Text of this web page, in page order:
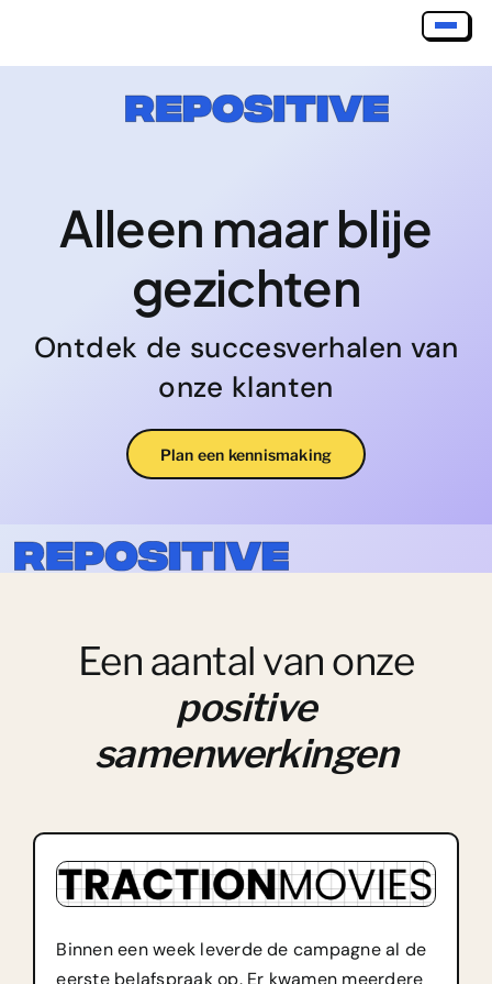
content
Alleen maar blije
gezichten
Ontdek de succesverhalen van
onze klanten
Plan een kennismaking
Een aantal van onze
positive
samenwerkingen
Binnen een week leverde de campagne al de
eerste belafspraak op. Er kwamen meerdere